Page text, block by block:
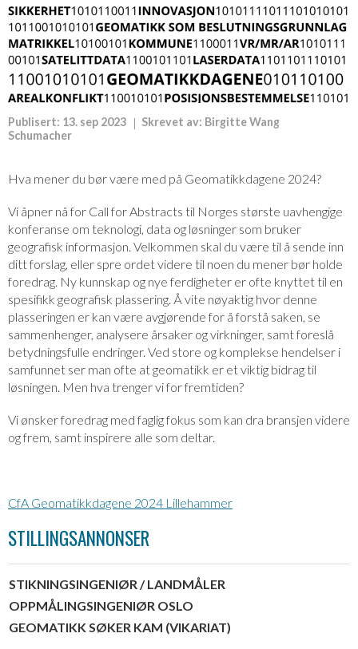
Publisert: 13. sep 2023 Skrevet av: Birgitte Wang
Schumacher
Hva mener du bør være med på Geomatikkdagene 2024?
Vi åpner nå for Call for Abstracts til Norges største uavhengige
konferanse om teknologi, data og løsninger som bruker
geografisk informasjon. Velkommen skal du være til å sende inn
ditt forslag, eller spre ordet videre til noen du mener bør holde
foredrag. Ny kunnskap og nye ferdigheter er ofte knyttet til en
spesifikk geografisk plassering. Å vite nøyaktig hvor denne
plasseringen er kan være avgjørende for å forstå saken, se
sammenhenger, analysere årsaker og virkninger, samt foreslå
betydningsfulle endringer. Ved store og komplekse hendelser i
samfunnet ser man ofte at geomatikk er et viktig bidrag til
løsningen. Men hva trenger vi for fremtiden?
Vi ønsker foredrag med faglig fokus som kan dra bransjen videre
og frem, samt inspirere alle som deltar.
CfA Geomatikkdagene 2024 Lillehammer
STILLINGSANNONSER
STIKNINGSINGENIØR / LANDMÅLER
OPPMÅLINGSINGENIØR OSLO
GEOMATIKK SØKER KAM (VIKARIAT)